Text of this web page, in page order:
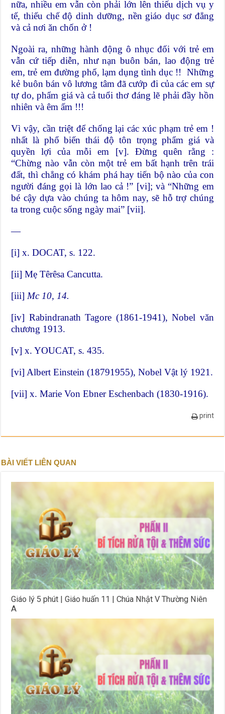
nữa, nhiều em vẫn còn phải lớn lên thiếu dịch vụ y
tế, thiếu chế độ dinh dưỡng, nền giáo dục sơ đẳng
và cả nơi ăn chốn ở !
Ngoài ra, những hành động ô nhục đối với trẻ em
vẫn cứ tiếp diễn, như nạn buôn bán, lao động trẻ
em, trẻ em đường phố, lạm dụng tình dục !! Những
kẻ buôn bán vô lương tâm đã cướp đi của các em sự
tự do, phẩm giá và cả tuổi thơ đáng lẽ phải đầy hồn
nhiên và êm ấm !!!
Vì vậy, cần triệt để chống lại các xúc phạm trẻ em !
nhất là phổ biến thái độ tôn trọng phẩm giá và
quyền lợi của mỗi em [v]. Đừng quên rằng :
“Chừng nào vẫn còn một trẻ em bất hạnh trên trái
đất, thì chẳng có khám phá hay tiến bộ nào của con
người đáng gọi là lớn lao cả !” [vi]; và “Những em
bé cậy dựa vào chúng ta hôm nay, sẽ hỗ trợ chúng
ta trong cuộc sống ngày mai” [vii].
—
[i] x. DOCAT, s. 122.
[ii] Mẹ Têrêsa Cancutta.
[iii] Mc 10, 14.
[iv] Rabindranath Tagore (1861-1941), Nobel văn
chương 1913.
[v] x. YOUCAT, s. 435.
[vi] Albert Einstein (18791955), Nobel Vật lý 1921.
[vii] x. Marie Von Ebner Eschenbach (1830-1916).
print
BÀI VIẾT LIÊN QUAN
Giáo lý 5 phút | Giáo huấn 11 | Chúa Nhật V Thường Niên
A